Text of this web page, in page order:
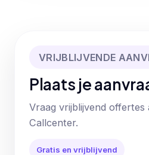
VRIJBLIJVENDE
Plaats je
Vraag vrijblijvend offertes
Callcenter.
Gratis en vrijblijvend